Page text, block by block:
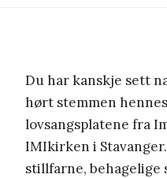
Du har kanskje sett
hørt stemmen
lovsangsplatene fra
IMIkirken i
stillfarne, behagelige